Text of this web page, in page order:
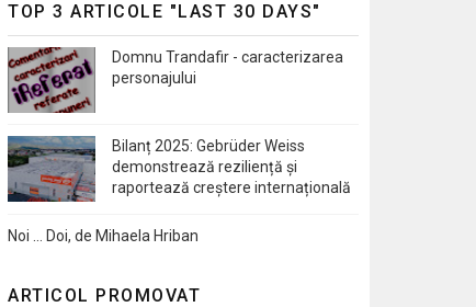
TOP 3 ARTICOLE "LAST 30 DAYS"
Domnu Trandafir - caracterizarea
personajului
Bilanț 2025: Gebrüder Weiss
demonstrează reziliență și
raportează creștere internațională
Noi … Doi, de Mihaela Hriban
ARTICOL PROMOVAT